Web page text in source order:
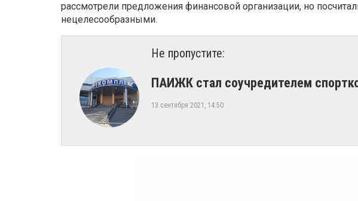
рассмотрели предложения финансовой организации, но
нецелесообразными.
Не пропустите:
​ПАИЖК стал соучредителем
13 сентября 2021, 14:50